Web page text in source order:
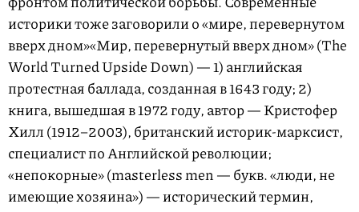
историки тоже заговорили о«мире, перевернутом
вверх дном»«Мир, перевернутый вверх дном» (The
World Turned Upside Down) — 1) английская
протестная баллада, созданная в 1643 году; 2)
книга, вышедшая в 1972 году, автор — Кристофер
Хилл(1912–2003),британский историк-марксист,
специалист по Английской революции;
«непокорные» (masterless men — букв. «люди, не
имеющие хозяина») — исторический термин,